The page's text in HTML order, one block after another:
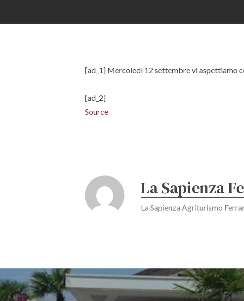
[ad_1] Mercoledì 12 settembre vi aspettiamo
[ad_2]
Source
La Sapienza
La Sapienza Agriturismo